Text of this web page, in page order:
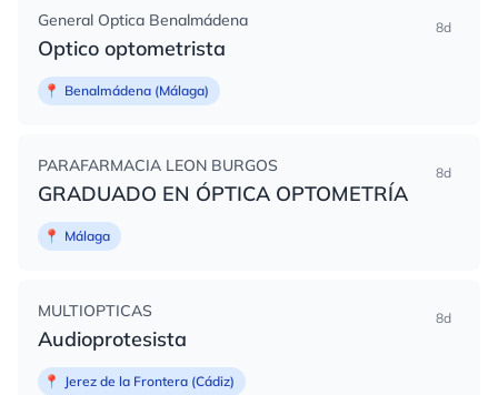
General Optica Benalmádena
Optico optometrista
8d
📍 Benalmádena (Málaga)
PARAFARMACIA LEON BURGOS
GRADUADO EN ÓPTICA OPTOMETRÍA
8d
📍 Málaga
MULTIOPTICAS
Audioprotesista
8d
📍 Jerez de la Frontera (Cádiz)